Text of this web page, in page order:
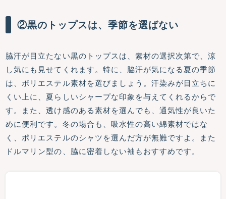
②黒のトップスは、季節を選ばない
脇汗が目立たない黒のトップスは、素材の選択次第で、涼
し気にも見せてくれます。特に、脇汗が気になる夏の季節
は、ポリエステル素材を選びましょう。汗染みが目立ちに
くい上に、夏らしいシャープな印象を与えてくれるからで
す。また、透け感のある素材を選んでも、通気性が良いた
めに便利です。冬の場合も、吸水性の高い綿素材ではな
く、ポリエステルのシャツを選んだ方が無難ですよ。また
ドルマリン型の、脇に密着しない袖もおすすめです。